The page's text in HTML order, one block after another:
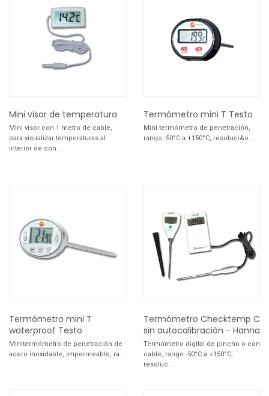
Mini visor de temperatura
Mini visor con 1 metro de cable,
para visualizar temperaturas al
interior de con...
Termómetro mini T Testo
Mini termómetro de penetración,
rango -50°C a +150°C, resoluci&o...
Termómetro mini T
waterproof Testo
Minitermómetro de penetración de
acero inoxidable, impermeable, ra...
Termómetro Checktemp C
sin autocalibración - Hanna
Termómetro digital de pincho o con
cable, rango -50°C a +150°C,
resoluc...